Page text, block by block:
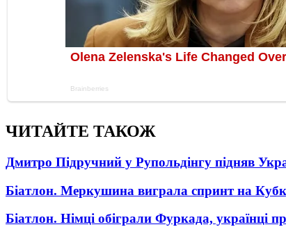
ЧИТАЙТЕ ТАКОЖ
Дмитро Підручний у Рупольдінгу підняв
Біатлон. Меркушина виграла спринт на
Біатлон. Німці обіграли Фуркада, українці